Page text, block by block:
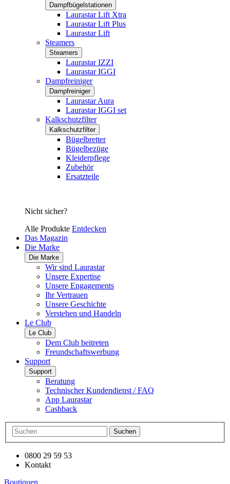
Dampfbügelstationen
Laurastar Lift Xtra
Laurastar Lift Plus
Laurastar Lift
Steamers
Steamers
Laurastar IZZI
Laurastar IGGI
Dampfreiniger
Dampfreiniger
Laurastar Aura
Laurastar IGGI set
Kalkschutzfilter
Kalkschutzfilter
Bügelbretter
Bügelbezüge
Kleiderpflege
Zubehör
Ersatzteile
Nicht sicher?
Alle Produkte Entdecken
Das Magazin
Die Marke
Die Marke
Wir sind Laurastar
Unsere Expertise
Unsere Engagements
Ihr Vertrauen
Unsere Geschichte
Verstehen und Handeln
Le Club
Le Club
Dem Club beitreten
Freundschaftswerbung
Support
Support
Beratung
Technischer Kundendienst / FAQ
App Laurastar
Cashback
Suchen
0800 29 59 53
Kontakt
Boutiquen